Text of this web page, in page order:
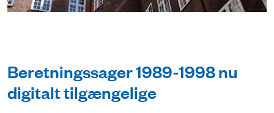
Beretningssager 1989-1998 nu
digitalt tilgængelige